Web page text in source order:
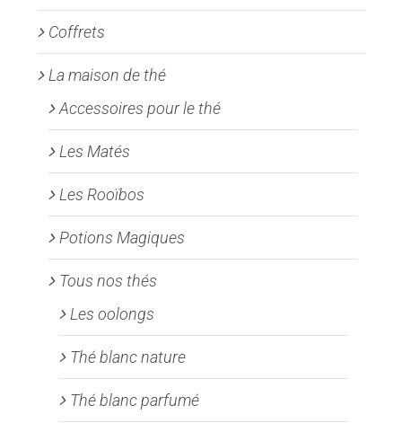
Coffrets
La maison de thé
Accessoires pour le thé
Les Matés
Les Rooïbos
Potions Magiques
Tous nos thés
Les oolongs
Thé blanc nature
Thé blanc parfumé